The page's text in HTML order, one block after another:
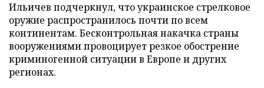
Ильичев подчеркнул, что украинское стрелковое
оружие распространилось почти по всем
континентам. Бесконтрольная накачка страны
вооружениями провоцирует резкое обострение
криминогенной ситуации в Европе и других
регионах.